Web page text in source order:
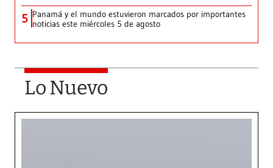
5 Panamá y el mundo estuvieron marcados por importantes
noticias este miércoles 5 de agosto
Lo Nuevo